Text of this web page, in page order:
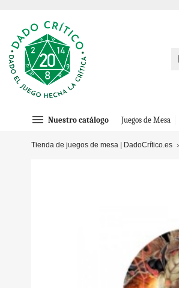
menu Nuestro catálogo Juegos de Mesa
Tienda de juegos de mesa | DadoCrítico.es